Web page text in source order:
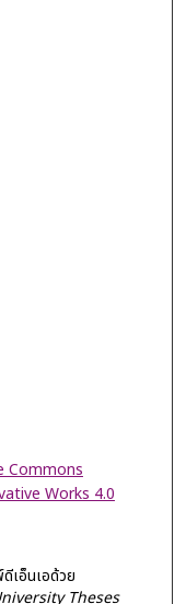
Commons
Works 4.0
เอ็นเอด้วย
Theses